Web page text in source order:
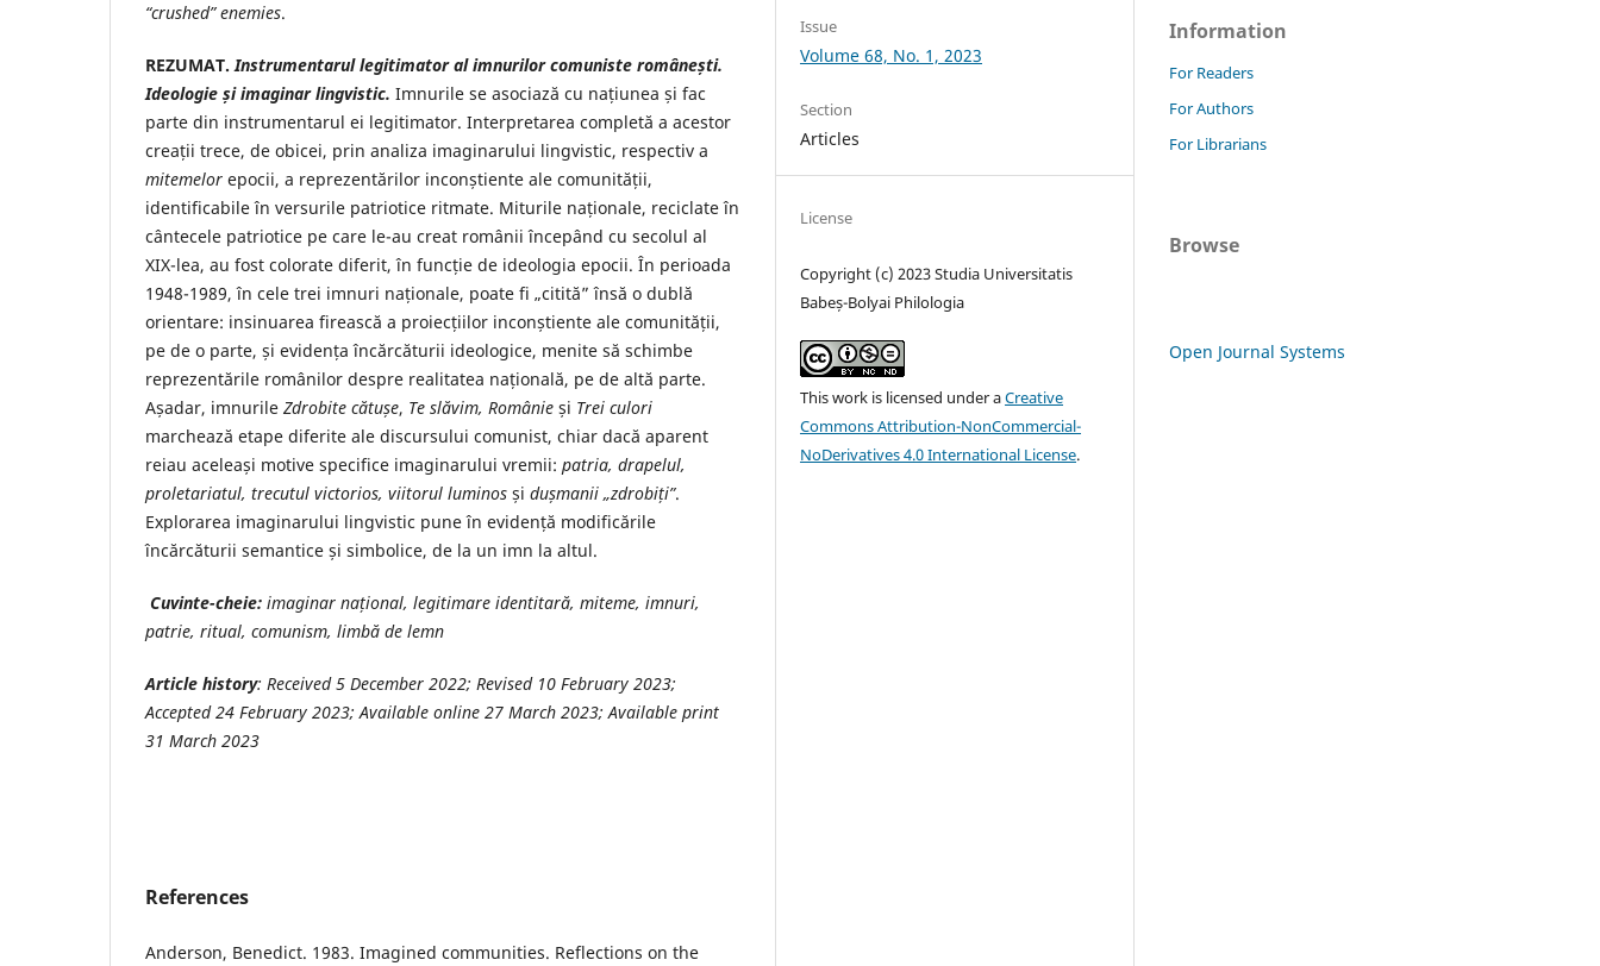
“crushed” enemies.
REZUMAT.Instrumentarul legitimator al imnurilor comuniste românești.
Ideologie și imaginar lingvistic. Imnurile se asociază cu națiunea și fac
parte din instrumentarul ei legitimator. Interpretarea completă a acestor
creații trece, de obicei, prin analiza imaginarului lingvistic, respectiv a
mitemelor epocii, a reprezentărilor inconștiente ale comunității,
identificabile în versurile patriotice ritmate. Miturile naționale, reciclate în
cântecele patriotice pe care le-au creat românii începând cu secolul al
XIX-lea, au fost colorate diferit, în funcție de ideologia epocii. În perioada
1948-1989, în cele trei imnuri naționale, poate fi „citită” însă o dublă
orientare: insinuarea firească a proiecțiilor inconștiente ale comunității,
pe de o parte, și evidența încărcăturii ideologice, menite să schimbe
reprezentările românilor despre realitatea națională, pe de altă parte.
Așadar, imnurile Zdrobite cătușe, Te slăvim, Românie și Trei culori
marchează etape diferite ale discursului comunist, chiar dacă aparent
reiau aceleași motive specifice imaginarului vremii: patria, drapelul,
proletariatul, trecutul victorios, viitorul luminos și dușmanii „zdrobiți”.
Explorarea imaginarului lingvistic pune în evidență modificările
încărcăturii semantice și simbolice, de la un imn la altul.
Cuvinte-cheie: imaginar național, legitimare identitară, miteme, imnuri,
patrie, ritual, comunism, limbă de lemn
Article history: Received 5 December 2022; Revised 10 February 2023;
Accepted 24 February 2023; Available online 27 March 2023; Available print
31 March 2023
References
Anderson, Benedict. 1983. Imagined communities. Reflections on the
Issue
Volume 68, No. 1, 2023
Section
Articles
License
Copyright (c) 2023 Studia Universitatis
Babeș-Bolyai Philologia
This work is licensed under aCreative
Commons Attribution-NonCommercial-
NoDerivatives 4.0 International License.
Information
For Readers
For Authors
For Librarians
Browse
Open Journal Systems